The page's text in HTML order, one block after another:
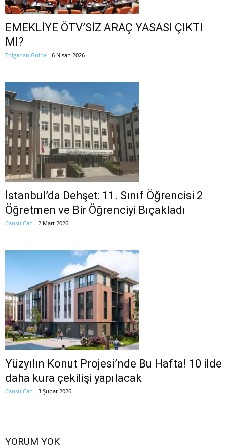
EMEKLİYE ÖTV’SİZ ARAÇ YASASI ÇIKTI
MI?
Tolgahan Gülbe - 6 Nisan 2026
İstanbul’da Dehşet: 11. Sınıf Öğrencisi 2
Öğretmen ve Bir Öğrenciyi Bıçakladı
Cansu Can - 2 Mart 2026
Yüzyılın Konut Projesi’nde Bu Hafta! 10 ilde
daha kura çekilişi yapılacak
Cansu Can - 3 Şubat 2026
YORUM YOK